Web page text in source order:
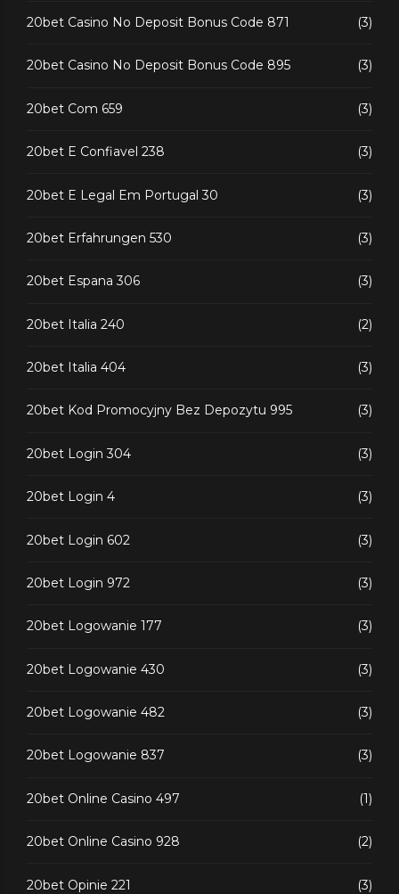
20bet Casino No Deposit Bonus Code 871 (3)
20bet Casino No Deposit Bonus Code 895 (3)
20bet Com 659 (3)
20bet E Confiavel 238 (3)
20bet E Legal Em Portugal 30 (3)
20bet Erfahrungen 530 (3)
20bet Espana 306 (3)
20bet Italia 240 (2)
20bet Italia 404 (3)
20bet Kod Promocyjny Bez Depozytu 995 (3)
20bet Login 304 (3)
20bet Login 4 (3)
20bet Login 602 (3)
20bet Login 972 (3)
20bet Logowanie 177 (3)
20bet Logowanie 430 (3)
20bet Logowanie 482 (3)
20bet Logowanie 837 (3)
20bet Online Casino 497 (1)
20bet Online Casino 928 (2)
20bet Opinie 221 (3)